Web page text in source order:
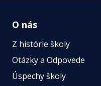
O nás
Z histórie školy
Otázky a Odpovede
Úspechy školy